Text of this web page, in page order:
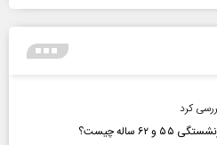
کرد
۶۲ ساله چیست؟